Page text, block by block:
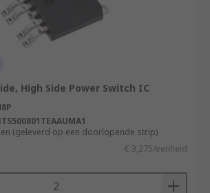
High Side Power Switch IC
(geleverd op een doorlopende strip)
€ 3,275/eenheid